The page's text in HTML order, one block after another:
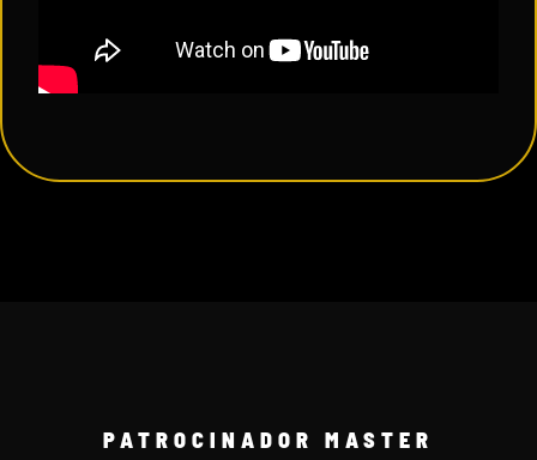
PATROCINADOR MASTER